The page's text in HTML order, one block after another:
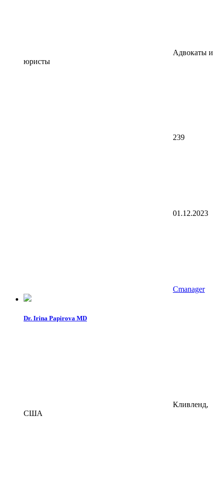
Адвокаты и
юристы
239
01.12.2023
Cmanager
Dr. Irina Papirova MD
Кливленд,
США